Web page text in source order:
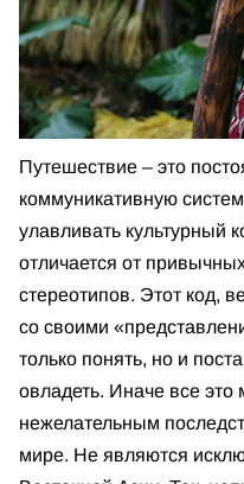
Путешествие – это
коммуникативную
улавливать культурный
отличается от
стереотипов. Этот код,
со своими
только понять, но и
овладеть. Иначе все это
нежелательным
мире. Не являются